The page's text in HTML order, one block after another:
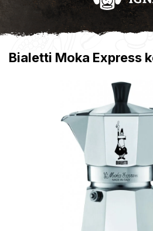
Přejít
Bialetti Moka Express